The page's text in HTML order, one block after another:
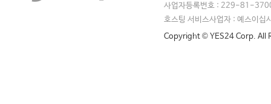
사업자등록번호 : 229-81-
호스팅 서비스사업자 : 예스이십
Copyright © YES24 Corp. All